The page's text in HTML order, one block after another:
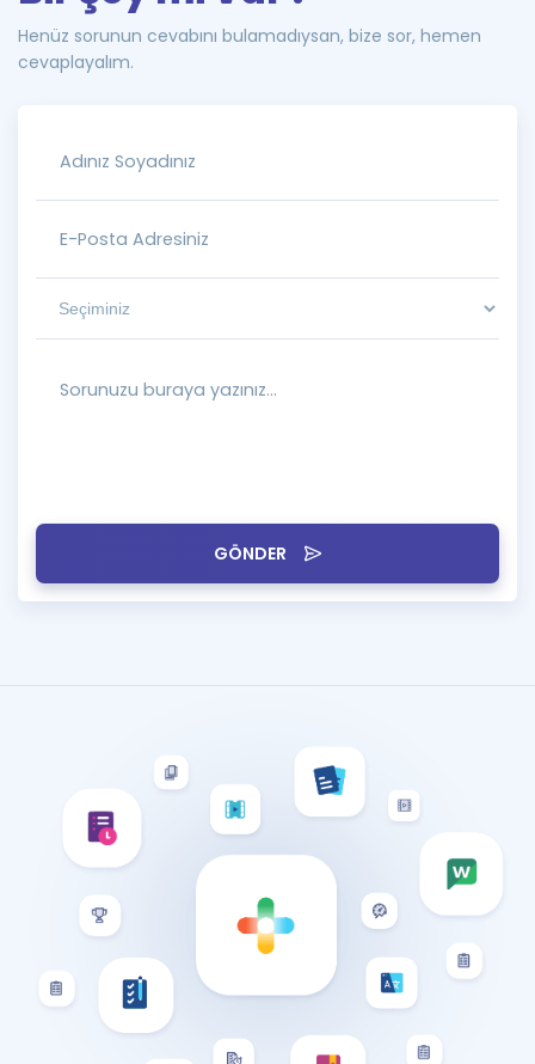
GÖNDER
Henüz sorunun cevabını bulamadıysan, bize sor, hemen
cevaplayalım.